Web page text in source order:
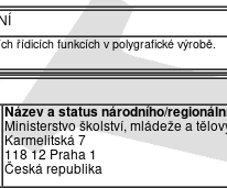
řídicích funkcích v polygrafické výrobě.
Název a status národního/
Ministerstvo školství, mládeže a
Karmelitská 7
118 12 Praha 1
Česká republika